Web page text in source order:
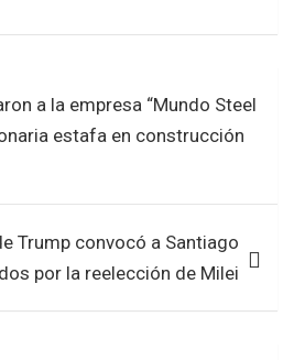
ar
a la empresa “Mundo Steel
estafa en construcción
Trump convocó a Santiago
por la reelección de Milei